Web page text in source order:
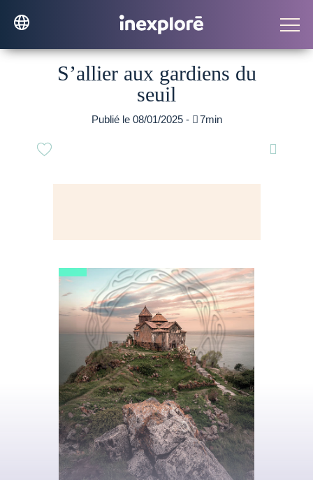
S’allier aux gardiens du
seuil
Publié le 08/01/2025 - 7min
